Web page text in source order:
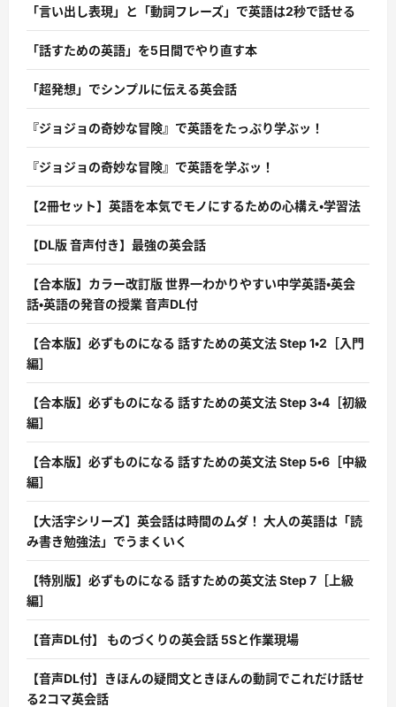
「言い出し表現」と「動詞フレーズ」で英語は2秒で話せる
「話すための英語」を5日間でやり直す本
「超発想」でシンプルに伝える英会話
『ジョジョの奇妙な冒険』で英語をたっぷり学ぶッ！
『ジョジョの奇妙な冒険』で英語を学ぶッ！
【2冊セット】英語を本気でモノにするための心構え・学習法
【DL版 音声付き】最強の英会話
【合本版】カラー改訂版 世界一わかりやすい中学英語・英会
話・英語の発音の授業 音声DL付
【合本版】必ずものになる 話すための英文法 Step 1・2［入門
編］
【合本版】必ずものになる 話すための英文法 Step 3・4［初級
編］
【合本版】必ずものになる 話すための英文法 Step 5・6［中級
編］
【大活字シリーズ】英会話は時間のムダ！ 大人の英語は「読
み書き勉強法」でうまくいく
【特別版】必ずものになる 話すための英文法 Step 7［上級
編］
【音声DL付】 ものづくりの英会話 5Sと作業現場
【音声DL付】きほんの疑問文ときほんの動詞でこれだけ話せ
る2コマ英会話